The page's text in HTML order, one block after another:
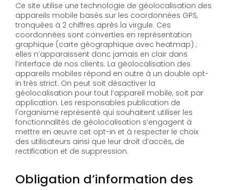
Ce site utilise une technologie de géolocalisation des
appareils mobile basés sur les coordonnées GPS,
tronquées à 2 chiffres après la virgule. Ces
coordonnées sont converties en représentation
graphique (carte géographique avec heatmap) ;
elles n’apparaissent donc jamais en clair dans
l’interface de nos clients. La géolocalisation des
appareils mobiles répond en outre à un double opt-
in très strict. On peut soit désactiver la
géolocalisation pour tout l’appareil mobile, soit par
application. Les responsables publication de
l'organisme représenté qui souhaitent utiliser les
fonctionnalités de géolocalisation s’engagent à
mettre en œuvre cet opt-in et à respecter le choix
des utilisateurs ainsi que leur droit d’accès, de
rectification et de suppression.
Obligation d’information des